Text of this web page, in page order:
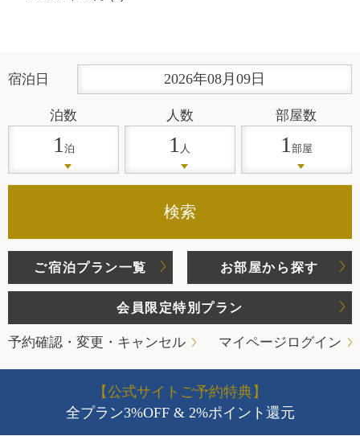
宿泊日 2026年08月 09日
泊数
1 泊
人数
1 人
部屋数
1 部屋
検索
ご宿泊プラン一覧 お部屋から探す
会員限定特別プラン
予約確認・変更・キャンセル マイページログイン
【公式サイトご予約特典】
全プラン3%OFF & 2%ポイント還元